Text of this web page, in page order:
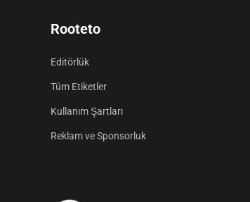
Rooteto
Editörlük
Tüm Etiketler
Kullanım Şartları
Reklam ve Sponsorluk